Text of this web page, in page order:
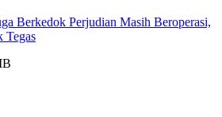
Berkedok Perjudian Masih Beroperasi,
Tegas